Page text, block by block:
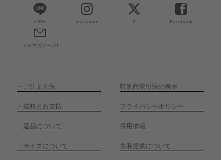
LINE Instagram X Facebook
メルマガジーヌ!
・ ご注文方法 特別商取引法の表示
・ 送料とお支払 プライバシーポリシー
・ 返品について 採用情報
・ サイズについて 衣装提供について